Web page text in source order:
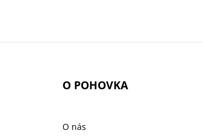
O POHOVKA
O nás